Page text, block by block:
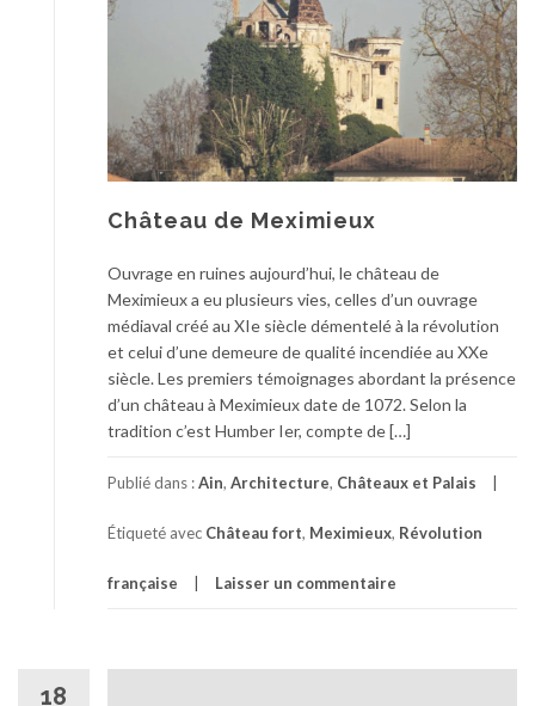
Château de Meximieux
Ouvrage en ruines aujourd’hui, le château de
Meximieux a eu plusieurs vies, celles d’un ouvrage
médiaval créé au XIe siècle démentelé à la révolution
et celui d’une demeure de qualité incendiée au XXe
siècle. Les premiers témoignages abordant la présence
d’un château à Meximieux date de 1072. Selon la
tradition c’est Humber Ier, compte de […]
Publié dans :Ain, Architecture, Châteaux et Palais
Étiqueté avec Château fort, Meximieux, Révolution
française Laisser un commentaire
18